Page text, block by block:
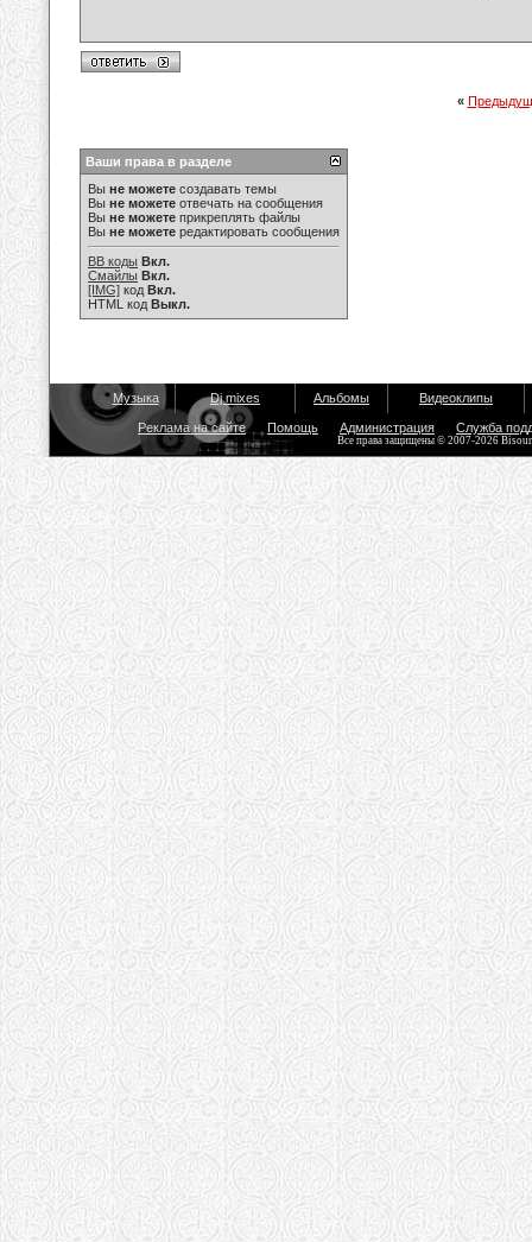
«
Ваши права в разделе
Вы не можете создавать темы
Вы не можете отвечать на сообщения
Вы не можете прикреплять файлы
Вы не можете редактировать сообщения
BB коды Вкл.
Смайлы Вкл.
[IMG] код Вкл.
HTML код Выкл.
Музыка Dj mixes Альбомы Видеоклипы
Реклама на сайте Помощь Администрация Служба
Все права защищены © 2007-2026